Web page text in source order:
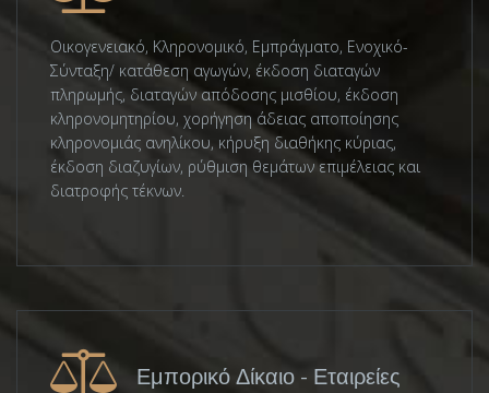
Οικογενειακό, Κληρονομικό, Εμπράγματο, Ενοχικό-
Σύνταξη/ κατάθεση αγωγών, έκδοση διαταγών
πληρωμής, διαταγών απόδοσης μισθίου, έκδοση
κληρονομητηρίου, χορήγηση άδειας αποποίησης
κληρονομιάς ανηλίκου, κήρυξη διαθήκης κύριας,
έκδοση διαζυγίων, ρύθμιση θεμάτων επιμέλειας και
διατροφής τέκνων.
Εμπορικό Δίκαιο - Εταιρείες